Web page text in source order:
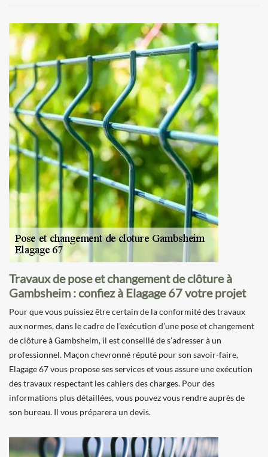
Travaux de pose et changement de clôture à
Gambsheim : confiez à Elagage 67 votre projet
Pour que vous puissiez être certain de la conformité des travaux
aux normes, dans le cadre de l’exécution d’une pose et changement
de clôture à Gambsheim, il est conseillé de s’adresser à un
professionnel. Maçon chevronné réputé pour son savoir-faire,
Elagage 67 vous propose ses services et vous assure une exécution
des travaux respectant les cahiers des charges. Pour des
informations plus détaillées, vous pouvez vous rendre auprès de
son bureau. Il vous préparera un devis.